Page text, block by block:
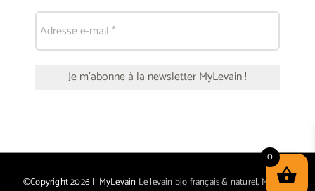
©Copyright2026 | MyLevain Le levain bio français & naturel, Made in
0